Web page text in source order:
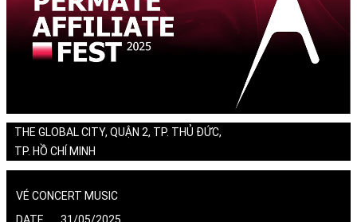
THE GLOBAL CITY, QUẬN 2, TP. THỦ ĐỨC,
TP. HỒ CHÍ MINH
VÉ CONCERT MUSIC
DATE 31/05/2025